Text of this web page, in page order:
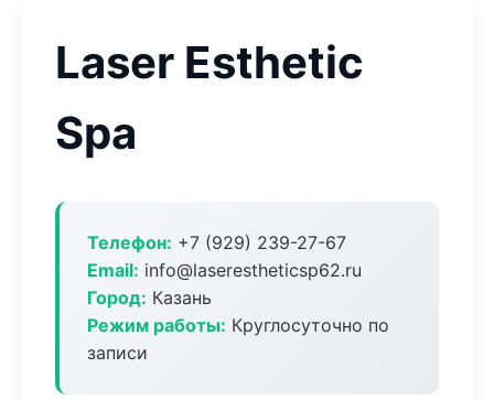
Laser Esthetic
Spa
Телефон: +7 (929) 239-27-67
Email: info@laserestheticsp62.ru
Город: Казань
Режим работы: Круглосуточно по
записи